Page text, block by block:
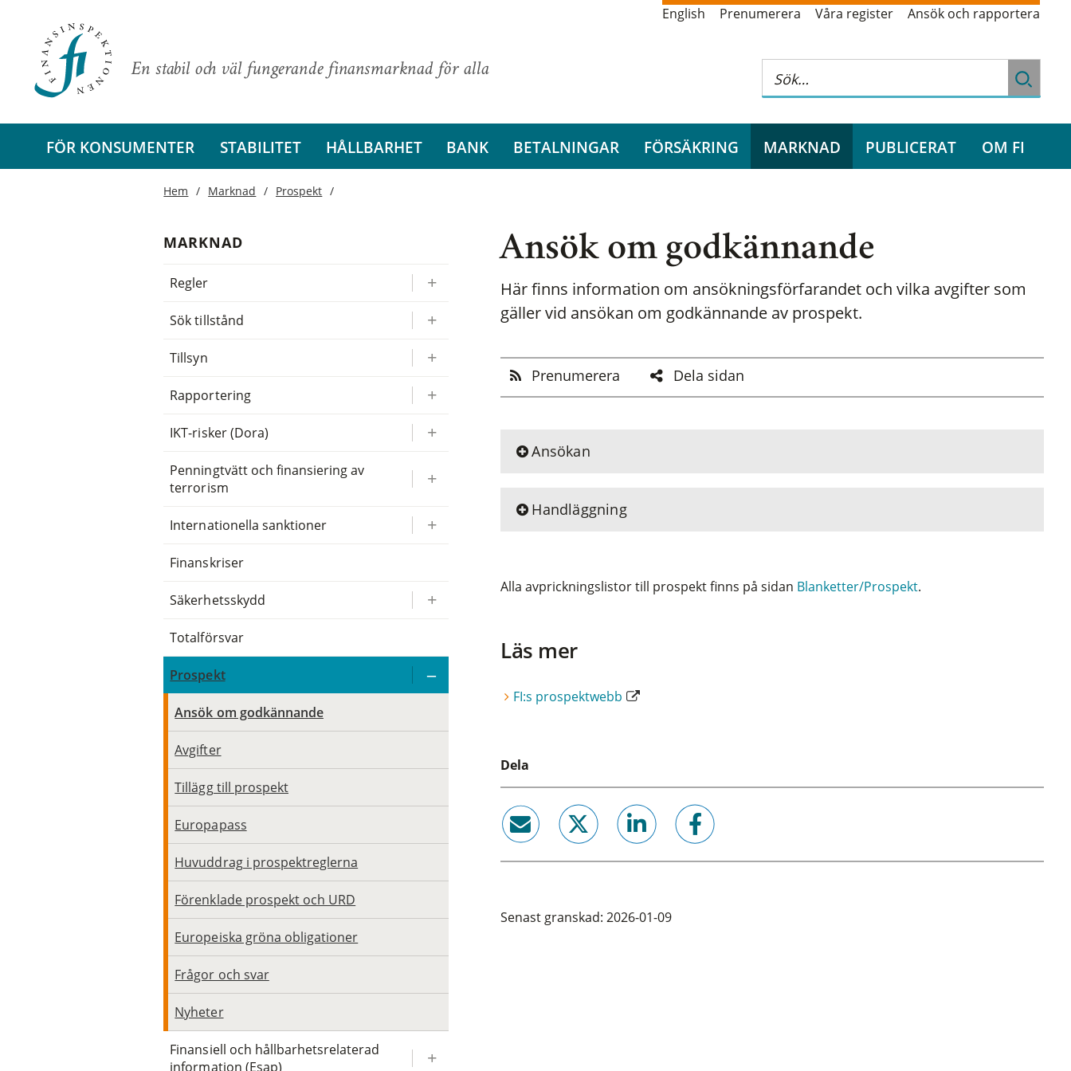
En stabil och väl fungerande finansmarknad för alla
English Prenumerera Våra register Ansök och rapportera
FÖR KONSUMENTER STABILITET HÅLLBARHET BANK BETALNINGAR FÖRSÄKRING MARKNAD PUBLICERAT OM FI
Ansök om godkännande
Här finns information om ansökningsförfarandet och vilka avgifter som
gäller vid ansökan om godkännande av prospekt.
Prenumerera Dela sidan
Ansökan
Handläggning
Alla avprickningslistor till prospekt finns på sidan Blanketter/Prospekt.
Läs mer
FI:s prospektwebb
Dela
Senast granskad: 2026-01-09
Hem Marknad Prospekt
MARKNAD
Regler
Sök tillstånd
Tillsyn
Rapportering
IKT-risker (Dora)
Penningtvätt och finansiering av
terrorism
Internationella sanktioner
Finanskriser
Säkerhetsskydd
Totalförsvar
Prospekt
Ansök om godkännande
Avgifter
Tillägg till prospekt
Europapass
Huvuddrag i prospektreglerna
Förenklade prospekt och URD
Europeiska gröna obligationer
Frågor och svar
Nyheter
Finansiell och hållbarhetsrelaterad
information (Esap)